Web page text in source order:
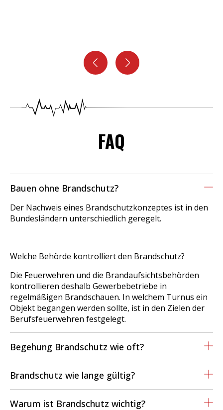
FAQ
Bauen ohne Brandschutz?
Der Nachweis eines Brandschutzkonzeptes ist in den
Bundesländern unterschiedlich geregelt.
Welche Behörde kontrolliert den Brandschutz?
Die Feuerwehren und die Brandaufsichtsbehörden
kontrollieren deshalb Gewerbebetriebe in
regelmäßigen Brandschauen. In welchem Turnus ein
Objekt begangen werden sollte, ist in den Zielen der
Berufsfeuerwehren festgelegt.
Begehung Brandschutz wie oft?
Brandschutz wie lange gültig?
Warum ist Brandschutz wichtig?